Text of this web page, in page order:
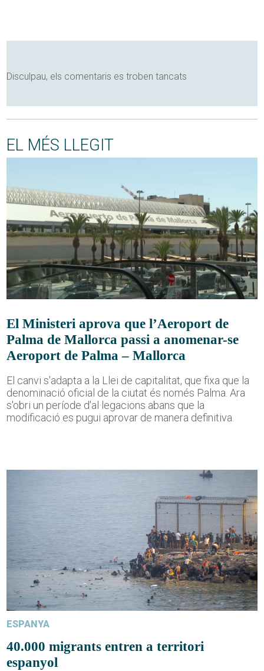
Disculpau, els comentaris es troben tancats
EL MÉS LLEGIT
El Ministeri aprova que l’Aeroport de
Palma de Mallorca passi a anomenar-se
Aeroport de Palma – Mallorca
El canvi s'adapta a la Llei de capitalitat, que fixa que la
denominació oficial de la ciutat és només Palma. Ara
s'obri un període d'al·legacions abans que la
modificació es pugui aprovar de manera definitiva.
ESPANYA
40.000 migrants entren a territori
espanyol